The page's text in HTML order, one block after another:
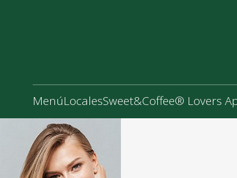
MenúLocalesSweet&Coffee® Lovers